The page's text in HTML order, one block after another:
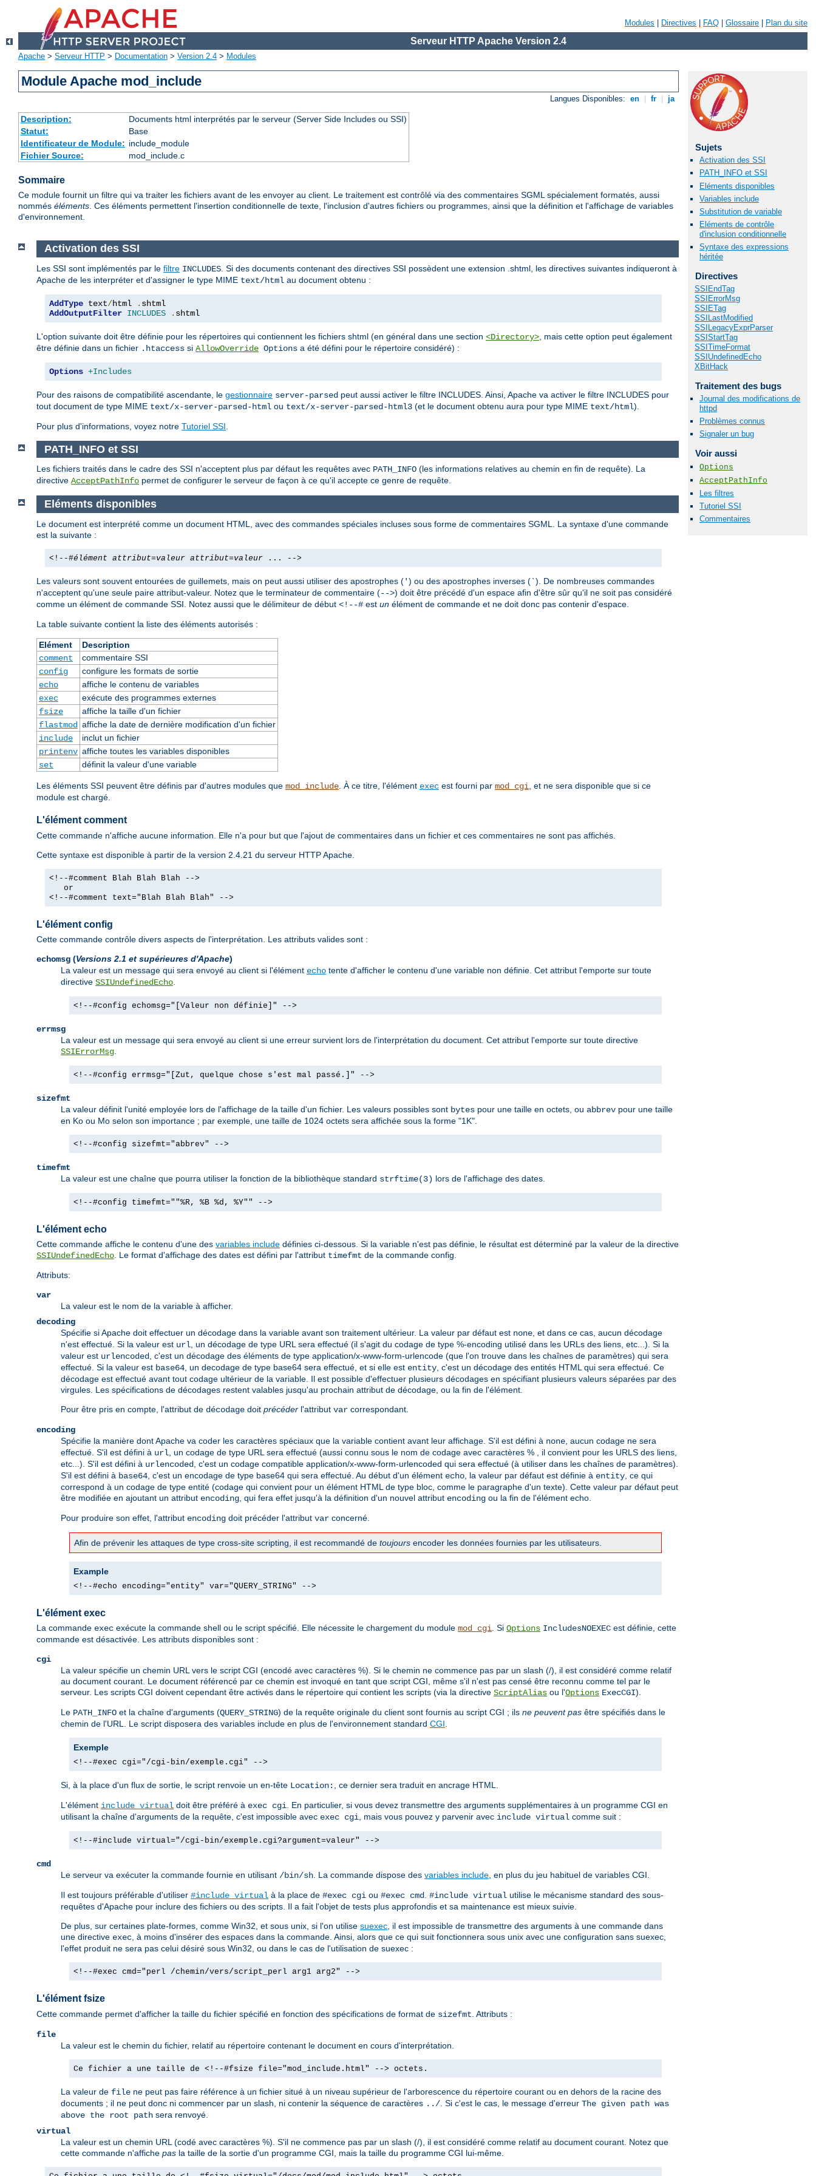
Modules Directives FAQ Glossaire Plan du site
Serveur HTTP Apache Version 2.4
Apache > Serveur HTTP > Documentation > Version 2.4 > Modules
Module Apache mod_include
Langues Disponibles: en fr ja
Description:
Documents html interprétés par le serveur (Server Side Includes ou SSI)
Statut:
Base
Identificateur de Module: include_module
Fichier Source:
mod_include.c
Sommaire
Ce module fournit un filtre qui va traiter les fichiers avant de les envoyer au client. Le traitement est contrôlé via des commentaires SGML spécialement formatés, aussi
nommés éléments. Ces éléments permettent l'insertion conditionnelle de texte, l'inclusion d'autres fichiers ou programmes, ainsi que la définition et l'affichage de variables
d'environnement.
Sujets
Activation des SSI
PATH_INFO et SSI
Eléments disponibles
Variables include
Substitution de variable
Eléments de contrôle
d'inclusion conditionnelle
Syntaxe des expressions
héritée
Directives
SSIEndTag
SSIErrorMsg
SSIETag
SSILastModified
SSILegacyExprParser
SSIStartTag
SSITimeFormat
SSIUndefinedEcho
XBitHack
Traitement des bugs
Journal des modifications de
httpd
Problèmes connus
Signaler un bug
Voir aussi
Options
AcceptPathInfo
Les filtres
Tutoriel SSI
Commentaires
Activation des SSI
Les SSI sont implémentés par le filtre INCLUDES . Si des documents contenant des directives SSI possèdent une extension .shtml, les directives suivantes indiqueront à
Apache de les interpréter et d'assigner le type MIME text/html au document obtenu :
AddType text/html .
AddOutputFilter INCLUDES . shtml
L'option suivante doit être définie pour les répertoires qui contiennent les fichiers shtml (en général dans une section <Directory> , mais cette option peut également
être définie dans un fichier .htaccess si AllowOverride Options a été défini pour le répertoire considéré) :
Options +Includes
Pour des raisons de compatibilité ascendante, le gestionnaire server-parsed peut aussi activer le filtre INCLUDES. Ainsi, Apache va activer le filtre INCLUDES pour
tout document de type MIME text/x-server-parsed-html ou text/x-server-parsed-html3 (et le document obtenu aura pour type MIME text/html).
Pour plus d'informations, voyez notre Tutoriel SSI
PATH_INFO et SSI
Les fichiers traités dans le cadre des SSI n'acceptent plus par défaut les requêtes avec PATH_INFO (les informations relatives au chemin en fin de requête). La
directive AcceptPathInfo permet de configurer le serveur de façon à ce qu'il accepte ce genre de requête.
Eléments disponibles
Le document est interprété comme un document HTML, avec des commandes spéciales incluses sous forme de commentaires SGML. La syntaxe d'une commande
est la suivante :
<!--#élément attribut=valeur attribut=valeur ... -->
Les valeurs sont souvent entourées de guillemets, mais on peut aussi utiliser des apostrophes (') ou des apostrophes inverses (`). De nombreuses commandes
n'acceptent qu'une seule paire attribut-valeur. Notez que le terminateur de commentaire (-->) doit être précédé d'un espace afin d'être sûr qu'il ne soit pas considéré
comme un élément de commande SSI. Notez aussi que le délimiteur de début <!--# est un élément de commande et ne doit donc pas contenir d'espace.
La table suivante contient la liste des éléments autorisés :
Elément
Description
comment
commentaire SSI
config
configure les formats de sortie
echo
affiche le contenu de variables
exec
exécute des programmes externes
fsize
affiche la taille d'un fichier
flastmod affiche la date de dernière modification d'un fichier
include
inclut un fichier
printenv affiche toutes les variables disponibles
set
définit la valeur d'une variable
Les éléments SSI peuvent être définis par d'autres modules que mod_include . À ce titre, l'élément exec est fourni par mod_cgi , et ne sera disponible que si ce
module est chargé.
L'élément comment
Cette commande n'affiche aucune information. Elle n'a pour but que l'ajout de commentaires dans un fichier et ces commentaires ne sont pas affichés.
Cette syntaxe est disponible à partir de la version 2.4.21 du serveur HTTP Apache.
<!--#comment Blah Blah Blah -->
or
<!--#comment text="Blah Blah Blah" -->
L'élément config
Cette commande contrôle divers aspects de l'interprétation. Les attributs valides sont :
echomsg (Versions 2.1 et supérieures d'Apache)
La valeur est un message qui sera envoyé au client si l'élément echo tente d'afficher le contenu d'une variable non définie. Cet attribut l'emporte sur toute
directive SSIUndefinedEcho
<!--#config echomsg="[Valeur non définie]" -->
errmsg
La valeur est un message qui sera envoyé au client si une erreur survient lors de l'interprétation du document. Cet attribut l'emporte sur toute directive
SSIErrorMsg
<!--#config errmsg="[Zut, quelque chose s'est mal passé.]" -->
sizefmt
La valeur définit l'unité employée lors de l'affichage de la taille d'un fichier. Les valeurs possibles sont bytes pour une taille en octets, ou abbrev pour une taille
en Ko ou Mo selon son importance ; par exemple, une taille de 1024 octets sera affichée sous la forme "1K".
<!--#config sizefmt="abbrev" -->
timefmt
La valeur est une chaîne que pourra utiliser la fonction de la bibliothèque standard strftime(3) lors de l'affichage des dates.
<!--#config timefmt=""%R, %B %d, %Y"" -->
L'élément echo
Cette commande affiche le contenu d'une des variables include définies ci-dessous. Si la variable n'est pas définie, le résultat est déterminé par la valeur de la directive
SSIUndefinedEcho . Le format d'affichage des dates est défini par l'attribut timefmt de la commande config.
Attributs:
var
La valeur est le nom de la variable à afficher.
decoding
Spécifie si Apache doit effectuer un décodage dans la variable avant son traitement ultérieur. La valeur par défaut est none , et dans ce cas, aucun décodage
n'est effectué. Si la valeur est url , un décodage de type URL sera effectué (il s'agit du codage de type %-encoding utilisé dans les URLs des liens, etc...). Si la
valeur est urlencoded
, c'est un décodage des éléments de type application/x-www-form-urlencode (que l'on trouve dans les chaînes de paramètres) qui sera
effectué. Si la valeur est base64 , un decodage de type base64 sera effectué, et si elle est entity , c'est un décodage des entités HTML qui sera effectué. Ce
décodage est effectué avant tout codage ultérieur de la variable. Il est possible d'effectuer plusieurs décodages en spécifiant plusieurs valeurs séparées par des
virgules. Les spécifications de décodages restent valables jusqu'au prochain attribut de décodage, ou la fin de l'élément.
Pour être pris en compte, l'attribut de décodage doit précéder l'attribut var correspondant.
encoding
Spécifie la manière dont Apache va coder les caractères spéciaux que la variable contient avant leur affichage. S'il est défini à none , aucun codage ne sera
effectué. S'il est défini à url , un codage de type URL sera effectué (aussi connu sous le nom de codage avec caractères % , il convient pour les URLS des liens,
etc...). S'il est défini à urlencoded
, c'est un codage compatible application/x-www-form-urlencoded qui sera effectué (à utiliser dans les chaînes de paramètres).
S'il est défini à base64 , c'est un encodage de type base64 qui sera effectué. Au début d'un élément echo , la valeur par défaut est définie à entity , ce qui
correspond à un codage de type entité (codage qui convient pour un élément HTML de type bloc, comme le paragraphe d'un texte). Cette valeur par défaut peut
être modifiée en ajoutant un attribut encoding , qui fera effet jusqu'à la définition d'un nouvel attribut encoding ou la fin de l'élément echo.
Pour produire son effet, l'attribut encoding doit précéder l'attribut var concerné.
Afin de prévenir les attaques de type cross-site scripting, il est recommandé de toujours encoder les données fournies par les utilisateurs.
Example
<!--#echo encoding="entity" var="QUERY_STRING" -->
L'élément exec
La commande exec exécute la commande shell ou le script spécifié. Elle nécessite le chargement du module mod_cgi. Si Options IncludesNOEXEC est définie, cette
commande est désactivée. Les attributs disponibles sont :
cgi
La valeur spécifie un chemin URL vers le script CGI (encodé avec caractères %). Si le chemin ne commence pas par un slash (/), il est considéré comme relatif
au document courant. Le document référencé par ce chemin est invoqué en tant que script CGI, même s'il n'est pas censé être reconnu comme tel par le
serveur. Les scripts CGI doivent cependant être activés dans le répertoire qui contient les scripts (via la directive ScriptAlias ou l'Options ExecCGI).
Le PATH_INFO et la chaîne d'arguments (QUERY_STRING) de la requête originale du client sont fournis au script CGI ; ils ne peuvent pas être spécifiés dans le
chemin de l'URL. Le script disposera des variables include en plus de l'environnement standard CGI.
Exemple
<!--#exec cgi="/cgi-bin/exemple.cgi" -->
Si, à la place d'un flux de sortie, le script renvoie un en-tête Location: , ce dernier sera traduit en ancrage HTML.
L'élément include virtual doit être préféré à exec cgi. En particulier, si vous devez transmettre des arguments supplémentaires à un programme CGI en
utilisant la chaîne d'arguments de la requête, c'est impossible avec exec cgi, mais vous pouvez y parvenir avec include virtual comme suit :
<!--#include virtual="/cgi-bin/exemple.cgi?argument=valeur" -->
cmd
Le serveur va exécuter la commande fournie en utilisant /bin/sh. La commande dispose des variables include, en plus du jeu habituel de variables CGI.
Il est toujours préférable d'utiliser #include virtual à la place de #exec cgi ou #exec cmd. #include virtual utilise le mécanisme standard des sous-
requêtes d'Apache pour inclure des fichiers ou des scripts. Il a fait l'objet de tests plus approfondis et sa maintenance est mieux suivie.
De plus, sur certaines plate-formes, comme Win32, et sous unix, si l'on utilise suexec, il est impossible de transmettre des arguments à une commande dans
une directive exec, à moins d'insérer des espaces dans la commande. Ainsi, alors que ce qui suit fonctionnera sous unix avec une configuration sans suexec,
l'effet produit ne sera pas celui désiré sous Win32, ou dans le cas de l'utilisation de suexec :
<!--#exec cmd="perl /chemin/vers/script_perl arg1 arg2" -->
L'élément fsize
Cette commande permet d'afficher la taille du fichier spécifié en fonction des spécifications de format de sizefmt . Attributs :
file
La valeur est le chemin du fichier, relatif au répertoire contenant le document en cours d'interprétation.
Ce fichier a une taille de <!--#fsize file="mod_include.html" --> octets.
La valeur de file ne peut pas faire référence à un fichier situé à un niveau supérieur de l'arborescence du répertoire courant ou en dehors de la racine des
documents ; il ne peut donc ni commencer par un slash, ni contenir la séquence de caractères ../ . Si c'est le cas, le message d'erreur The given path was
above the root path sera renvoyé.
virtual
La valeur est un chemin URL (codé avec caractères %). S'il ne commence pas par un slash (/), il est considéré comme relatif au document courant. Notez que
cette commande n'affiche pas la taille de la sortie d'un programme CGI, mais la taille du programme CGI lui-même.